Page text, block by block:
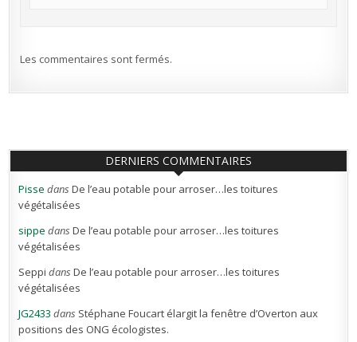
Les commentaires sont fermés.
DERNIERS COMMENTAIRES
Pisse dansDe l’eau potable pour arroser…les toitures
végétalisées
sippe dansDe l’eau potable pour arroser…les toitures
végétalisées
Seppi dansDe l’eau potable pour arroser…les toitures
végétalisées
JG2433 dans Stéphane Foucart élargit la fenêtre d’Overton aux
positions des ONG écologistes.